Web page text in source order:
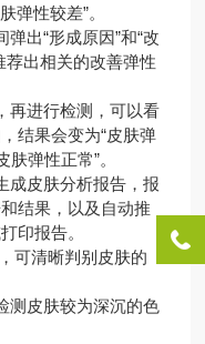
弹性较差”。
出“形成原因”和“改
荐出相关的改善弹性
进行检测，可以看
结果会变为“皮肤弹
弹性正常”。
皮肤分析报告，报
结果，以及自动推
印报告。
清晰判别皮肤的
皮肤较为深沉的色